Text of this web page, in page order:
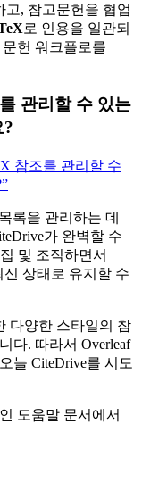
, 참고문헌을 협업
로 인용을 일관되
헌 워크플로를
관리할 수 있는
?
참조를 관리할 수
록을 관리하는 데
가 완벽할 수
및 조직하면서
신 상태로 유지할 수
다양한 스타일의 참
다. 따라서 Overleaf
늘 CiteDrive를 시도
도움말 문서에서